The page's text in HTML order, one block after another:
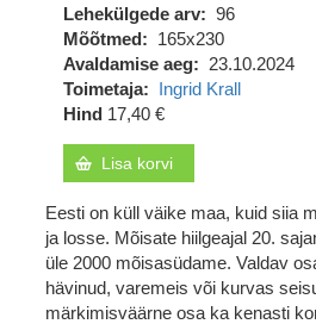
Lehekülgede arv
96
Mõõtmed
165x230
Avaldamise aeg
23.10.2024
Toimetaja
Ingrid Krall
Hind 17,40 €
Lisa korvi
Eesti on küll väike maa, kuid siia
ja losse. Mõisate hiilgeajal 20.
üle 2000 mõisasüdame. Valdav
hävinud, varemeis või kurvas
märkimisväärne osa ka kenasti